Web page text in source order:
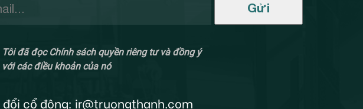
Tôi đã đọc Chính sách quyền riêng tư và đồng ý
với các điều khoản của nó
Gửi
đổi cổ đông: ir@truongthanh.com